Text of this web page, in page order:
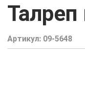
Артикул: 09-5648